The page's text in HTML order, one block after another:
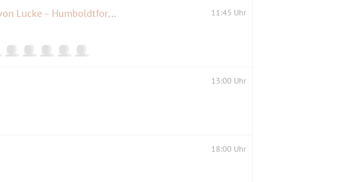
Deutschlandfunk Kultur-Studio 9 Der Tag mit Albrecht von Lucke – Humboldtforum 11:45 Uhr
13:00 Uhr
18:00 Uhr